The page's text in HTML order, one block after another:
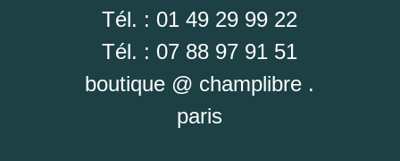
Tél. : 01 49 29 99 22
Tél. : 07 88 97 91 51
boutique @ champlibre .
paris